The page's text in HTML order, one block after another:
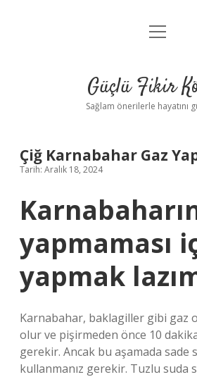
Anasayfa
Yasal Uyarı
menüyü
Güçlü Fikir
Sağlam önerilerle hayatını
Çiğ Karnabahar Gaz
Tarih: Aralık 18, 2024
yapmaması
yapmak
Karnabahar, baklagiller gibi gaz
olur ve pişirmeden önce 10
gerekir. Ancak bu aşamada sade
kullanmanız gerekir. Tuzlu suda